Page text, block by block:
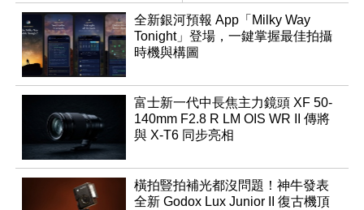
全新銀河預報 App「Milky Way
Tonight」登場，一鍵掌握最佳拍攝
時機與構圖
富士新一代中長焦主力鏡頭 XF 50-
140mm F2.8 R LM OIS WR II 傳將
與 X-T6 同步亮相
橫拍豎拍補光都沒問題！神牛發表
全新 Godox Lux Junior II 復古機頂